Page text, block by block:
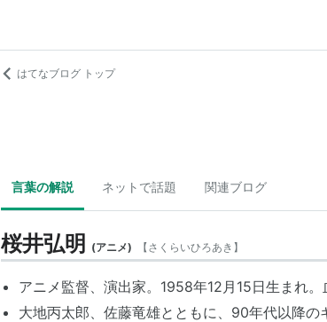
はてなブログ トップ
言葉の解説 ネットで話題 関連ブログ
桜井弘明 (アニメ) 【さくらいひろあき 】
アニメ監督、演出家。1958年12月15日生まれ。
大地丙太郎、佐藤竜雄とともに、90年代以降の